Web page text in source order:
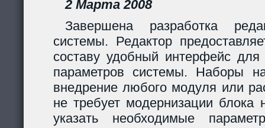
2 Марта 2008
Завершена разработка
системы. Редактор
составу удобный интерфейс для
параметров системы. Наборы
внедрение любого модуля или
не требует модернизации блока
указать необходимые